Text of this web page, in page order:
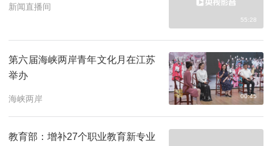
新闻直播间
55:28
第六届海峡两岸青年文化月在江苏
举办
海峡两岸 00:45
教育部：增补27个职业教育新专业